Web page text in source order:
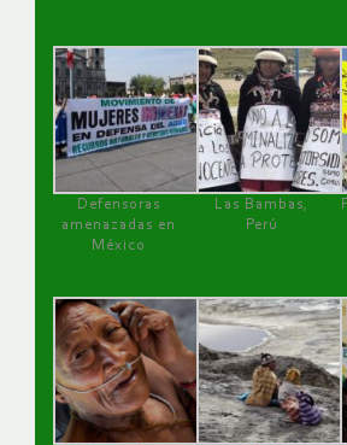
Defensoras
amenazadas en
México
Las Bambas,
Perú